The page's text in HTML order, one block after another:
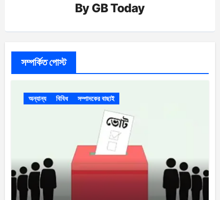
ByGB Today
সম্পর্কিত পোস্ট
অন্যান্য বিবিধ সম্পাদকের বাছাই